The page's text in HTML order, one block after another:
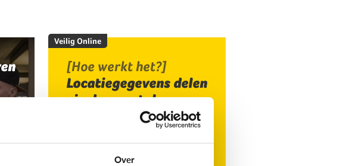
Over
Veilig Online
[Hoe werkt het?]
Locatiegegevens delen
via de smartphone